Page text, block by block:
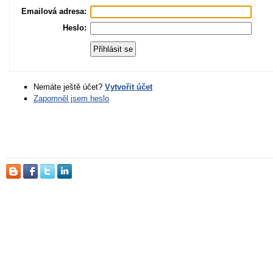
Emailová adresa:
Heslo:
Nemáte ještě účet? Vytvořit účet
Zapomněl jsem heslo